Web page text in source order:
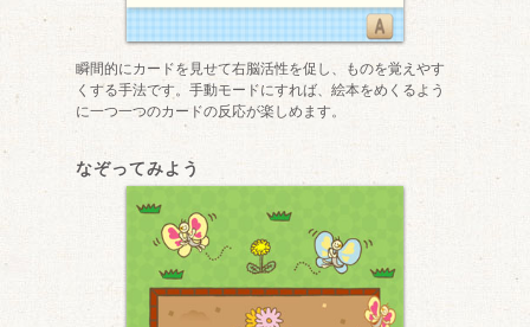
瞬間的にカードを見せて右脳活性を促し、ものを覚えやす
くする手法です。手動モードにすれば、絵本をめくるよう
に一つ一つのカードの反応が楽しめます。
なぞってみよう